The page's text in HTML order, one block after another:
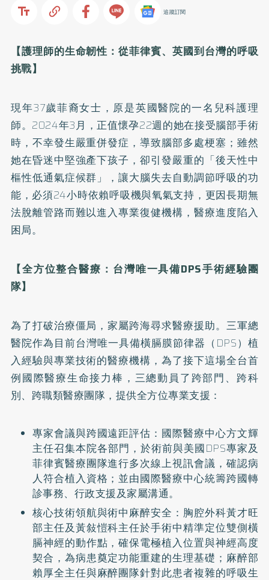
追蹤訂閱
【護理師的生命韌性：從菲律賓、英國到台灣的呼吸
挑戰】
現年37歲菲裔女士，原是英國醫院的一名兒科護理
師。2024年3月，正值懷孕22週的她在接受腦部手術
時，不幸發生嚴重併發症，導致腦部多處梗塞；雖然
她在昏迷中堅強產下孩子，卻引發嚴重的「後天性中
樞性低通氣症候群」，讓大腦失去自動調節呼吸的功
能，必須24小時依賴呼吸機與氧氣支持，更因長期無
法脫離管路而難以進入專業復健機構，醫療進度陷入
困局。
【全方位整合醫療：台灣唯一具備DPS手術經驗團
隊】
為了打破治療僵局，家屬跨海尋求醫療援助。三軍總
醫院作為目前台灣唯一具備橫膈膜節律器（DPS）植
入經驗與專業技術的醫療機構，為了接下這場全台首
例國際醫療生命接力棒，三總動員了跨部門、跨科
別、跨職類醫療團隊，提供全方位專業支援：
專家會議與跨國遠距評估：國際醫療中心方文輝
主任召集本院各部門，於術前與美國DPS專家及
菲律賓醫療團隊進行多次線上視訊會議，確認病
人符合植入資格；並由國際醫療中心統籌跨國轉
診事務、行政支援及家屬溝通。
核心技術領航與術中麻醉安全：胸腔外科黃才旺
部主任及黃敍愷科主任於手術中精準定位雙側橫
膈神經的動作點，確保電極植入位置與神經高度
契合，為病患奠定功能重建的生理基礎；麻醉部
賴厚全主任與麻醉團隊針對此患者複雜的呼吸生